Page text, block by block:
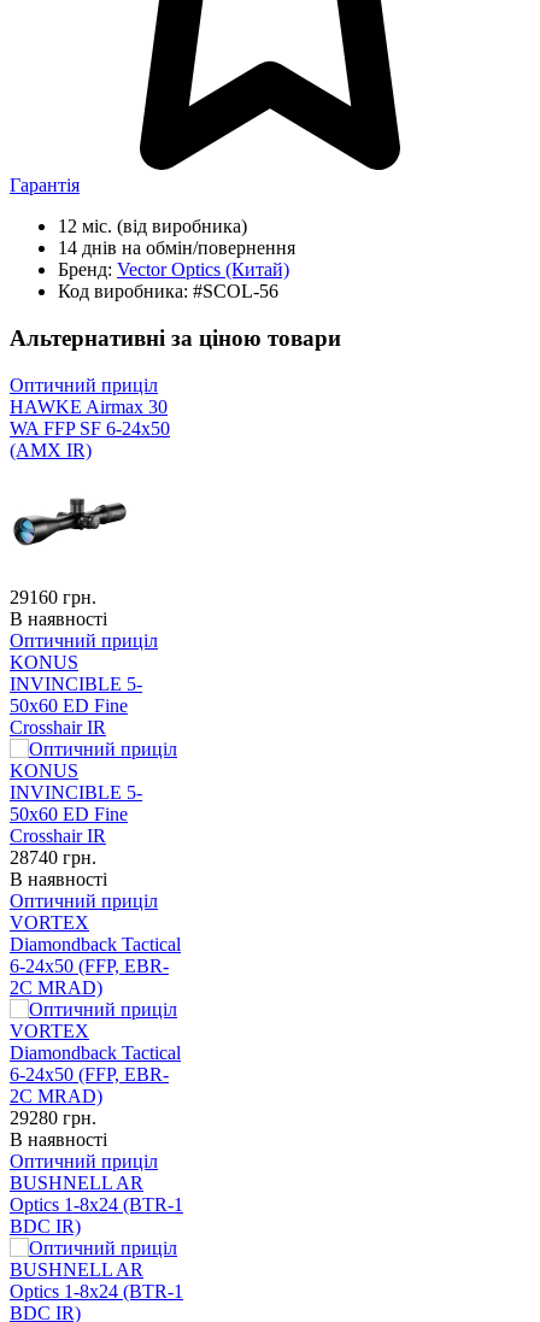
Гарантія
12 міс. (від виробника)
14 днів на обмін/повернення
Бренд: Vector Optics (Китай)
Код виробника: #SCOL-56
Альтернативні за ціною товари
Оптичний приціл
HAWKE Airmax 30
WA FFP SF 6-24x50
(AMX IR)
29160 грн.
В наявності
Оптичний приціл
KONUS
INVINCIBLE 5-
50x60 ED Fine
Crosshair IR
28740 грн.
В наявності
Оптичний приціл
VORTEX
Diamondback Tactical
6-24x50 (FFP, EBR-
2C MRAD)
29280 грн.
В наявності
Оптичний приціл
BUSHNELL AR
Optics 1-8x24 (BTR-1
BDC IR)